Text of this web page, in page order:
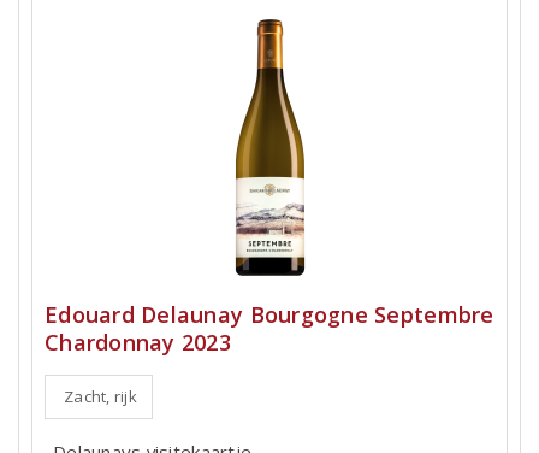
Edouard Delaunay Bourgogne Septembre
Chardonnay 2023
Zacht, rijk